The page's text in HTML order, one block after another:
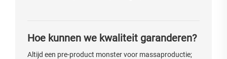
Hoe kunnen we kwaliteit garanderen?
Altijd een pre-product monster voor massaproductie;